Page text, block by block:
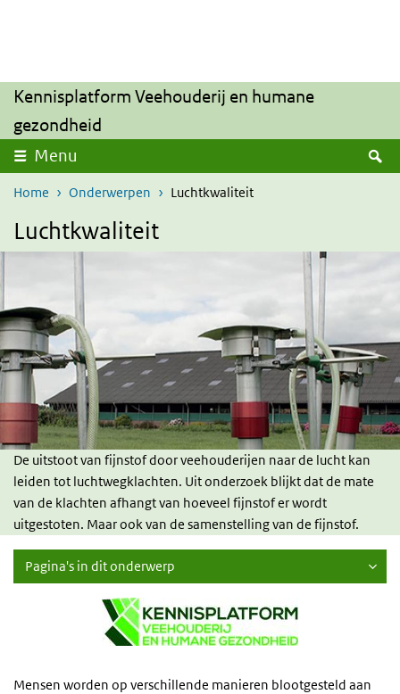
Kennisplatform Veehouderij en humane
gezondheid
Menu
Home Onderwerpen Luchtkwaliteit
Luchtkwaliteit
De uitstoot van fijnstof door veehouderijen naar de lucht kan
leiden tot luchtwegklachten. Uit onderzoek blijkt dat de mate
van de klachten afhangt van hoeveel fijnstof er wordt
uitgestoten. Maar ook van de samenstelling van de fijnstof.
Pagina's in dit onderwerp
Mensen worden op verschillende manieren blootgesteld aan